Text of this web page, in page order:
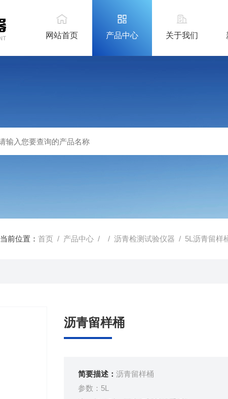
网站首页 产品中心 关于我们
当前位置：首页 / 产品中心 / /沥青检测试验仪器 / 5L沥青留样
沥青留样桶
简要描述：沥青留样桶
参数：5L